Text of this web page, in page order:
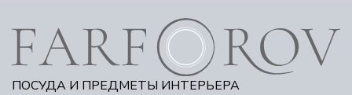
ПОСУДА И ПРЕДМЕТЫ ИНТЕРЬЕРА